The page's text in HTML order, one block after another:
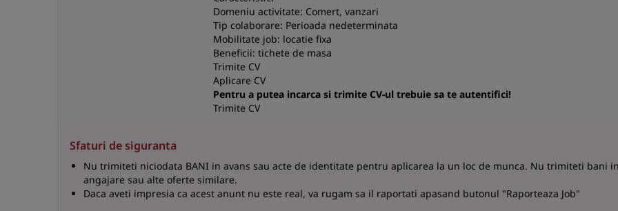
Domeniu activitate: Comert, vanzari
Tip colaborare: Perioada nedeterminata
Mobilitate job: locatie fixa
Beneficii: tichete de masa
Trimite CV
Aplicare CV
Pentru a putea incarca si trimite CV-ul trebuie sa te autentifici!
Trimite CV
Sfaturi de siguranta
Nu trimiteti niciodata BANI in avans sau acte de identitate pentru aplicarea la un loc de munca. Nu trimiteti bani
angajare sau alte oferte similare.
Daca aveti impresia ca acest anunt nu este real, va rugam sa il raportati apasand butonul "Raporteaza Job"